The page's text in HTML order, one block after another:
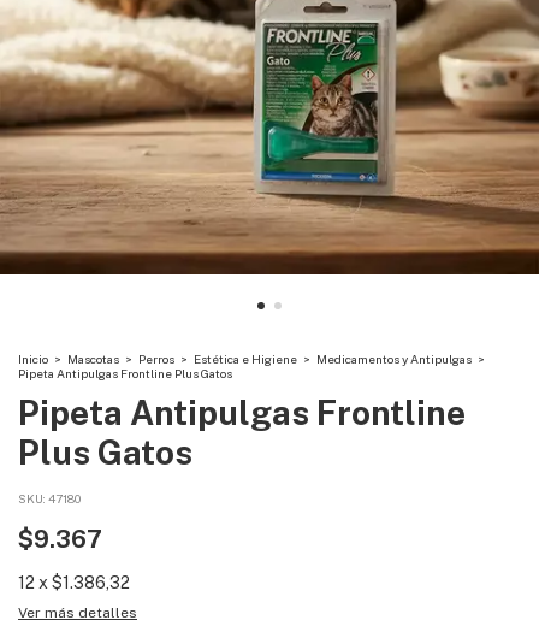
Inicio > Mascotas > Perros > Estética e Higiene > Medicamentos y Antipulgas >
Pipeta Antipulgas Frontline Plus Gatos
Pipeta Antipulgas Frontline
Plus Gatos
SKU: 47180
$9.367
12 x $1.386,32
Ver más detalles